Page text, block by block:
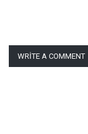
WRITE A COMMENT